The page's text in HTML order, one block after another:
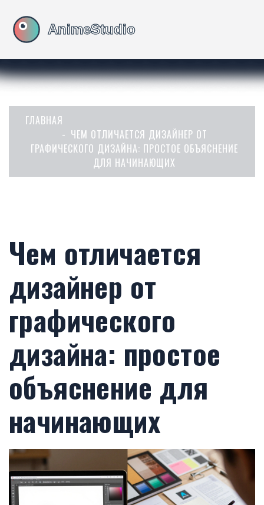
ГЛАВНАЯ
ЧЕМ ОТЛИЧАЕТСЯ ДИЗАЙНЕР ОТ
ГРАФИЧЕСКОГО ДИЗАЙНА: ПРОСТОЕ ОБЪЯСНЕНИЕ
ДЛЯ НАЧИНАЮЩИХ
Чем отличается
дизайнер от
графического
дизайна: простое
объяснение для
начинающих